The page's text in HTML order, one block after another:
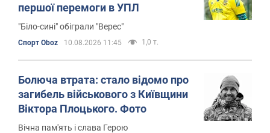
першої перемоги в УПЛ
"Біло-сині" обіграли "Верес"
Спорт Oboz 10.08.2026 11:45 1,0 т.
Болюча втрата: стало відомо про
загибель військового з Київщини
Віктора Плоцького. Фото
Вічна пам'ять і слава Герою